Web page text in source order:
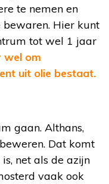
te nemen en
bewaren. Hier kunt
tot wel 1 jaar
wel om
uit olie bestaat.
gaan. Althans,
Dat komt
net als de azijn
vaak ook